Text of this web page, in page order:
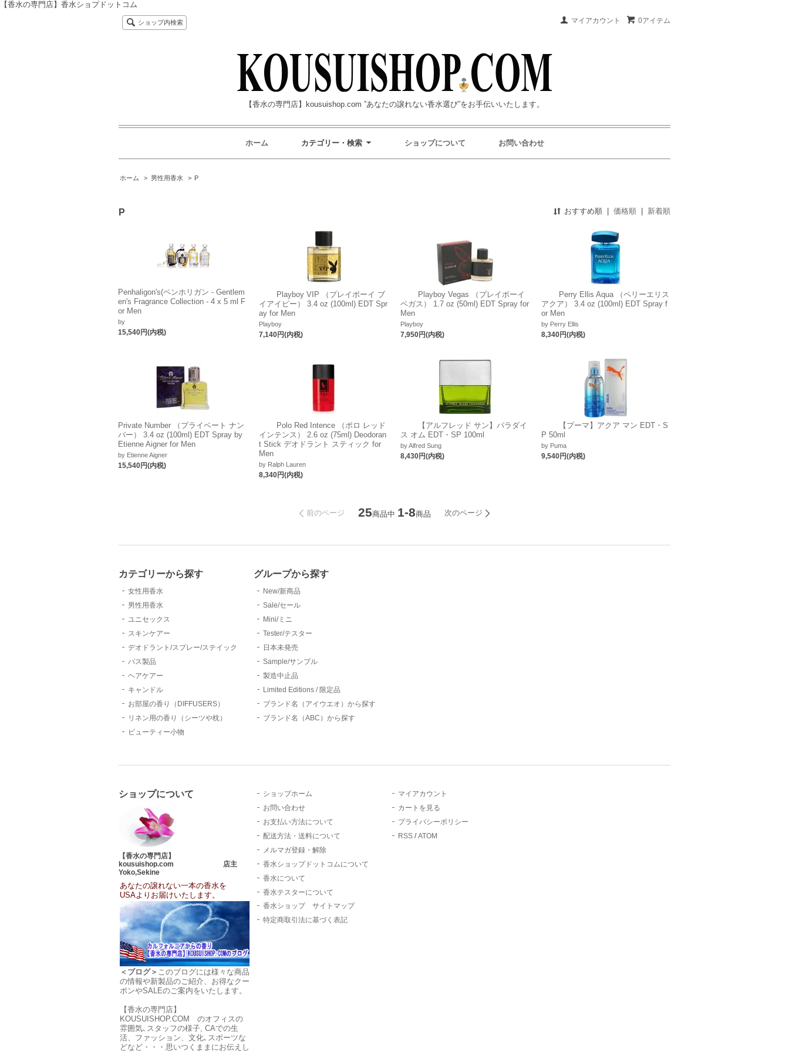
【香水の専門店】香水ショプドットコム
0アイテム
マイアカウント
ショップ内検索
【香水の専門店】kousuishop.com ”あなたの譲れない香水選び”をお手伝いいたします。
ホーム カテゴリー・検索 ショップについて お問い合わせ
ホーム > 男性用香水 > P
P おすすめ順 | 価格順 | 新着順
Penhaligon's(ペンホリガン - Gentlem
en's Fragrance Collection - 4 x 5 ml F
or Men
by
15,540円(内税)
Playboy VIP （プレイボーイ ブ
イアイピー） 3.4 oz (100ml) EDT Spr
ay for Men
Playboy
7,140円(内税)
Playboy Vegas （プレイボーイ
ベガス） 1.7 oz (50ml) EDT Spray for
Men
Playboy
7,950円(内税)
Perry Ellis Aqua （ペリーエリス
アクア） 3.4 oz (100ml) EDT Spray f
or Men
by Perry Ellis
8,340円(内税)
Private Number （プライベート ナン
バー） 3.4 oz (100ml) EDT Spray by
Etienne Aigner for Men
by Etienne Aigner
15,540円(内税)
Polo Red Intence （ポロ レッド
インテンス） 2.6 oz (75ml) Deodoran
t Stick デオドラント スティック for
Men
by Ralph Lauren
8,340円(内税)
【アルフレッド サン】パラダイ
ス オム EDT・SP 100ml
by Alfred Sung
8,430円(内税)
【プーマ】アクア マン EDT・S
P 50ml
by Puma
9,540円(内税)
前のページ 25商品中 1-8商品 次のページ
カテゴリーから探す
女性用香水
男性用香水
ユニセックス
スキンケアー
デオドラント/スプレー/ステイック
バス製品
ヘアケアー
キャンドル
お部屋の香り（DIFFUSERS）
リネン用の香り（シーツや枕）
ビューティー小物
グループから探す
New/新商品
Sale/セール
Mini/ミニ
Tester/テスター
日本未発売
Sample/サンプル
製造中止品
Limited Editions / 限定品
ブランド名（アイウエオ）から探す
ブランド名（ABC）から探す
ショップについて
【香水の専門店】
kousuishop.com 店主
Yoko,Sekine
あなたの譲れない一本の香水を
USAよりお届けいたします。
＜ブログ＞ このブログには様々な商品
の情報や新製品のご紹介、お得なクー
ポンやSALEのご案内をいたします。
【香水の専門店】
KOUSUISHOP.COM のオフィスの
雰囲気､スタッフの様子, CAでの生
活、ファッション、文化､スポーツな
どなど・・・思いつくままにお伝えし
ショップホーム
お問い合わせ
お支払い方法について
配送方法・送料について
メルマガ登録・解除
香水ショップドットコムについて
香水について
香水テスターについて
香水ショップ サイトマップ
特定商取引法に基づく表記
マイアカウント
カートを見る
プライバシーポリシー
RSS /ATOM